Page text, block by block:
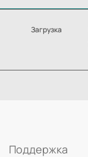
Загрузка
Поддержка